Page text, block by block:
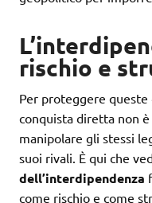
rischio e
Per proteggere queste
conquista diretta non
manipolare gli stessi
suoi rivali. È qui che
dell’interdipendenza
come rischio e come